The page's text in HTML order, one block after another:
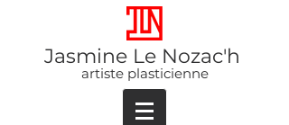
Jasmine Le Nozac'h
artiste plasticienne